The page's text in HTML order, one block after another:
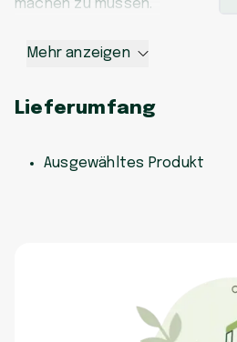
machen zu müssen.
Mehr anzeigen
Lieferumfang
Ausgewähltes Produkt